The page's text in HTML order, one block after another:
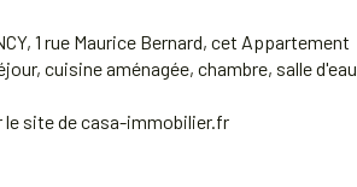
1 rue Maurice Bernard, cet Appartement
cuisine aménagée, chambre, salle d'eau
le site de casa-immobilier.fr